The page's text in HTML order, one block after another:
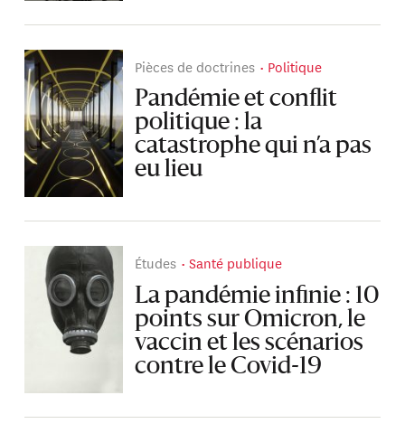
Pièces de doctrines Politique
Pandémie et conflit
politique : la
catastrophe qui n’a pas
eu lieu
Études Santé publique
La pandémie infinie : 10
points sur Omicron, le
vaccin et les scénarios
contre le Covid-19